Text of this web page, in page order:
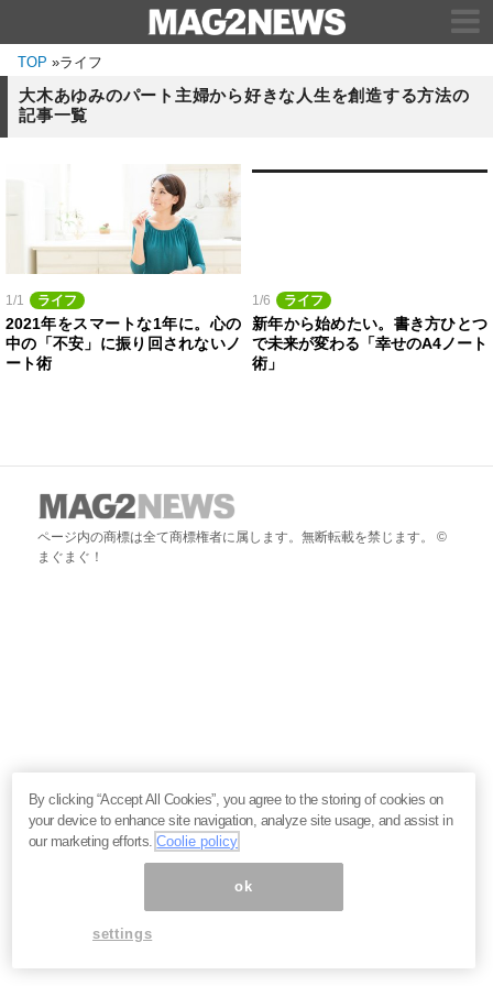
TOP »ライフ
大木あゆみのパート主婦から好きな人生を創造する方法の
記事一覧
1/1 ライフ
2021年をスマートな1年に。心の
中の「不安」に振り回されないノ
ート術
1/6 ライフ
新年から始めたい。書き方ひとつ
で未来が変わる「幸せのA4ノート
術」
ページ内の商標は全て商標権者に属します。無断転載を禁じます。 ©
まぐまぐ！
By clicking “Accept All Cookies”, you agree to the storing of cookies on
your device to enhance site navigation, analyze site usage, and assist in
our marketing efforts.Coolie policy
ok
settings